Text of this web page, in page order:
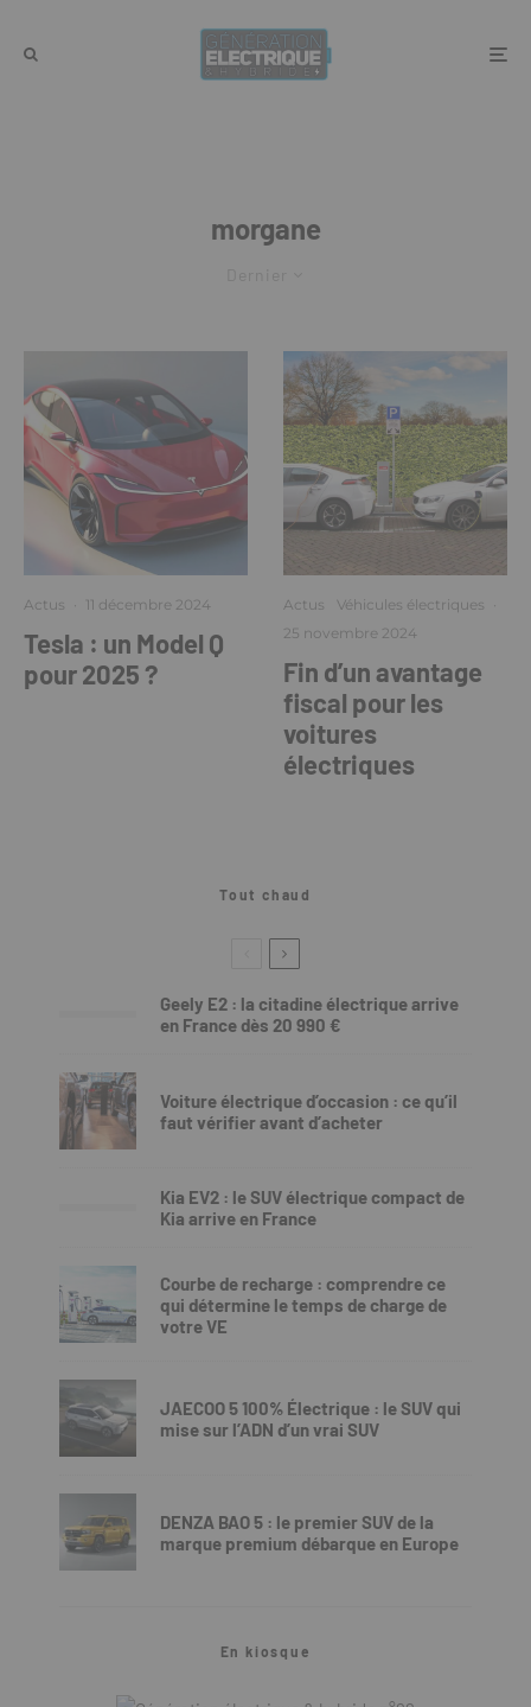
morgane
Actus · 11 décembre 2024
Tesla : un Model Q
pour 2025 ?
Actus Véhicules électriques ·
25 novembre 2024
Fin d’un avantage
fiscal pour les
voitures
électriques
Tout chaud
Geely E2 : la citadine électrique arrive
en France dès 20 990 €
Voiture électrique d’occasion : ce qu’il
faut vérifier avant d’acheter
Kia EV2 : le SUV électrique compact de
Kia arrive en France
Courbe de recharge : comprendre ce
qui détermine le temps de charge de
votre VE
JAECOO 5 100% Électrique : le SUV qui
mise sur l’ADN d’un vrai SUV
DENZA BAO 5 : le premier SUV de la
marque premium débarque en Europe
En kiosque